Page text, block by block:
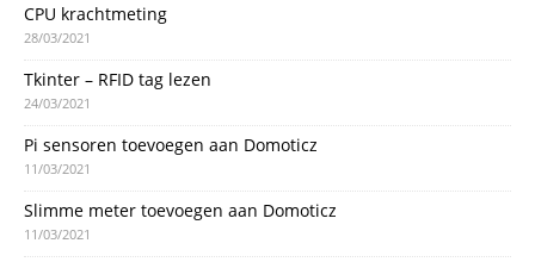
CPU krachtmeting
28/03/2021
Tkinter – RFID tag lezen
24/03/2021
Pi sensoren toevoegen aan Domoticz
11/03/2021
Slimme meter toevoegen aan Domoticz
11/03/2021